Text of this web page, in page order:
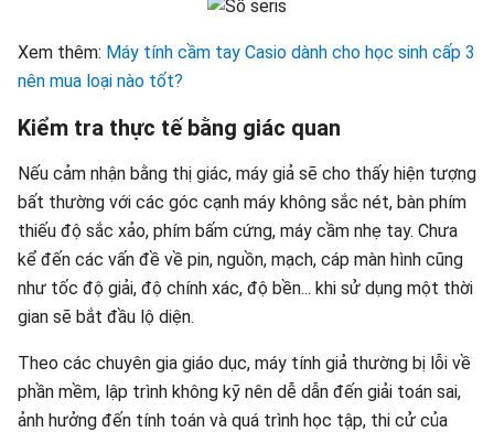
Xem thêm: Máy tính cầm tay Casio dành cho học sinh cấp 3
nên mua loại nào tốt?
Kiểm tra thực tế bằng giác quan
Nếu cảm nhận bằng thị giác, máy giả sẽ cho thấy hiện tượng
bất thường với các góc cạnh máy không sắc nét, bàn phím
thiếu độ sắc xảo, phím bấm cứng, máy cầm nhẹ tay. Chưa
kể đến các vấn đề về pin, nguồn, mạch, cáp màn hình cũng
như tốc độ giải, độ chính xác, độ bền... khi sử dụng một thời
gian sẽ bắt đầu lộ diện.
Theo các chuyên gia giáo dục, máy tính giả thường bị lỗi về
phần mềm, lập trình không kỹ nên dễ dẫn đến giải toán sai,
ảnh hưởng đến tính toán và quá trình học tập, thi cử của